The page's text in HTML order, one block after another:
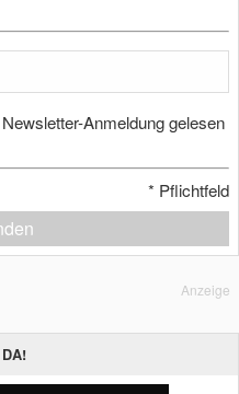
Anmeldung gelesen
* Pflichtfeld
Anzeige